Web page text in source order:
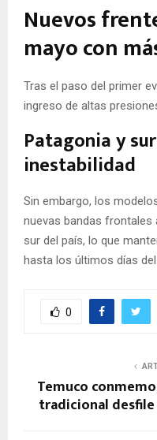
Nuevos
mayo con
Tras el paso del primer
ingreso de altas
Patagonia y
inestabilidad
Sin embargo, los
nuevas bandas frontales
sur del país, lo que
hasta los últimos días
0
Temuco
tradicional